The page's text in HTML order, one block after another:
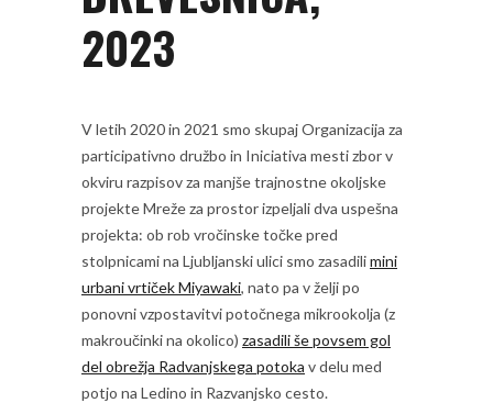
2023
V letih 2020 in 2021 smo skupaj Organizacija za
participativno družbo in Iniciativa mesti zbor v
okviru razpisov za manjše trajnostne okoljske
projekte Mreže za prostor izpeljali dva uspešna
projekta: ob rob vročinske točke pred
stolpnicami na Ljubljanski ulici smo zasadilimini
urbani vrtiček Miyawaki, nato pa v želji po
ponovni vzpostavitvi potočnega mikrookolja (z
makroučinki na okolico) zasadili še povsem gol
del obrežja Radvanjskega potoka v delu med
potjo na Ledino in Razvanjsko cesto.